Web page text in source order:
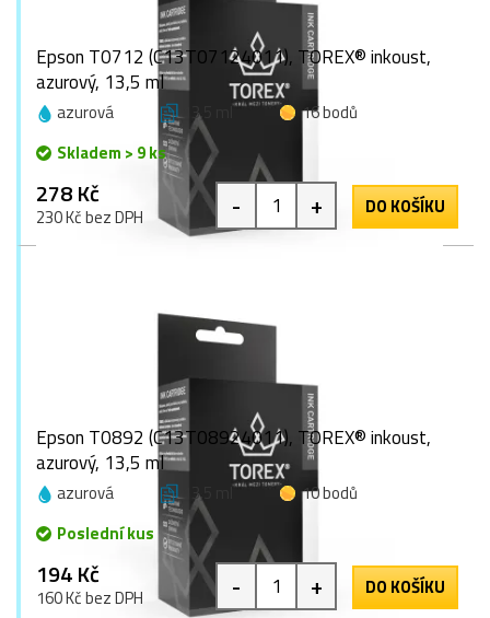
Epson T0712 (C13T07124011), TOREX® inkoust,
azurový, 13,5 ml
azurová 13,5 ml
16 bodů
Skladem > 9 ks
278 Kč
230 Kč bez DPH - + DO KOŠÍKU
Epson T0892 (C13T08924011), TOREX® inkoust,
azurový, 13,5 ml
azurová 13,5 ml
10 bodů
Poslední kus
194 Kč
160 Kč bez DPH - + DO KOŠÍKU